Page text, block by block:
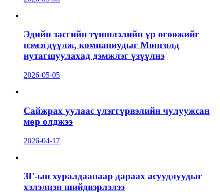
Эдийн засгийн түншлэлийн үр өгөөжийг
нэмэгдүүлж, компаниудыг Монголд
нутагшуулахад дэмжлэг үзүүлнэ
2026-05-05
Сайжрах уулаас үлэггүрвэлийн чулуужсан
мөр олджээ
2026-04-17
ЗГ-ын хуралдаанаар дараах асуудлуудыг
хэлэлцэн шийдвэрлэлээ